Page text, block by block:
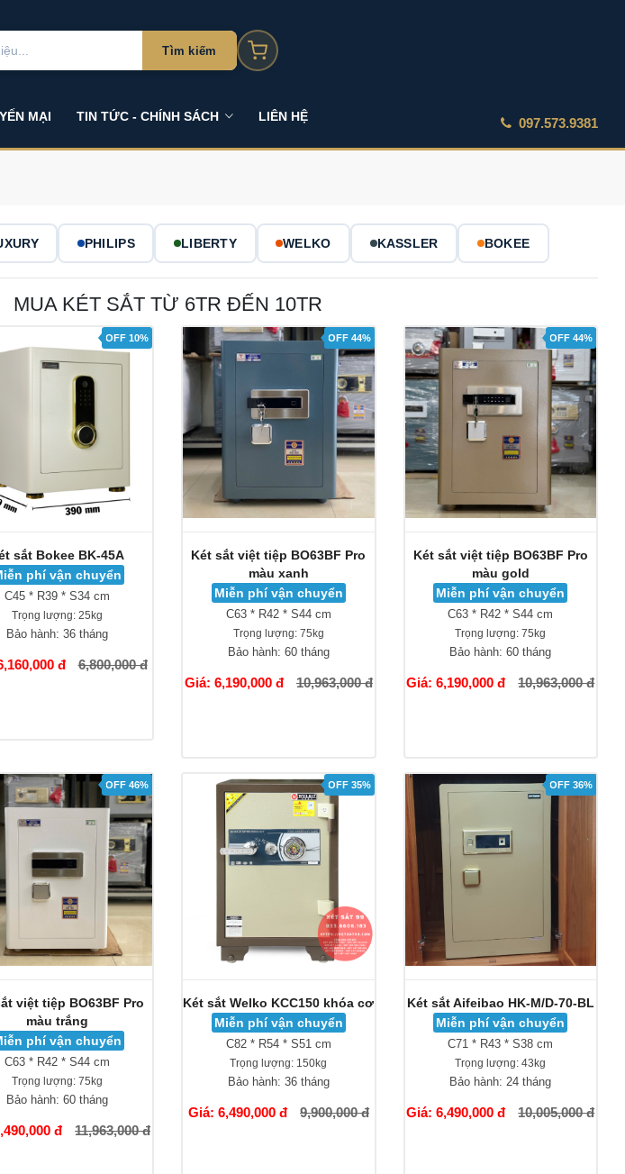
Tìm kiếm
MẠI TIN TỨC - CHÍNH SÁCH LIÊN HỆ 097.573.9381
PHILIPS LIBERTY WELKO KASSLER BOKEE
MUA KÉT SẮT TỪ 6TR ĐẾN 10TR
OFF 10%
sắt Bokee BK-45A
phí vận chuyển
C45 * R39 * S34 cm
Trọng lượng:25kg
Bảo hành: 36 tháng
đ 6,800,000 đ
OFF 44%
Két sắt việt tiệp BO63BF Pro
màu xanh
Miễn phí vận chuyển
C63 * R42 * S44 cm
Trọng lượng:75kg
Bảo hành: 60 tháng
Giá: 6,190,000 đ 10,963,000 đ
OFF 44%
Két sắt việt tiệp BO63BF Pro
màu gold
Miễn phí vận chuyển
C63 * R42 * S44 cm
Trọng lượng: 75kg
Bảo hành: 60 tháng
Giá: 6,190,000 đ 10,963,000 đ
OFF 46%
việt tiệp BO63BF Pro
màu trắng
phí vận chuyển
C63 * R42 * S44 cm
Trọng lượng:75kg
Bảo hành: 60 tháng
đ 11,963,000 đ
OFF 35%
Két sắt Welko KCC150 khóa cơ
Miễn phí vận chuyển
C82 * R54 * S51 cm
Trọng lượng: 150kg
Bảo hành: 36 tháng
Giá: 6,490,000 đ 9,900,000 đ
OFF 36%
Két sắt Aifeibao HK-M/D-70-BL
Miễn phí vận chuyển
C71 * R43 * S38 cm
Trọng lượng: 43kg
Bảo hành: 24 tháng
Giá: 6,490,000 đ 10,005,000 đ